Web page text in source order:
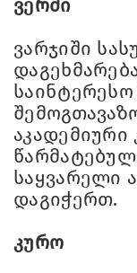
ვერძი
ვარჯიში
საინტერესო
აკადემიური
საყვარელი
დაგიჭერთ.
კურო